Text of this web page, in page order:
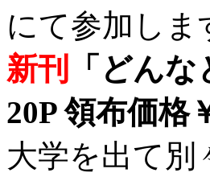
にて参加しま
新刊
「どん
20P 領布価格
大学を出て別